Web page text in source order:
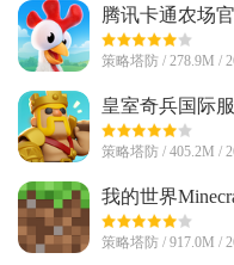
腾讯卡通农场
Day)v1.71.1 安
策略塔防 / 278.9M /
皇室奇兵国际
卓最新版
策略塔防 / 405.2M /
我的世界
v1.26.20.24 安
策略塔防 / 917.0M /